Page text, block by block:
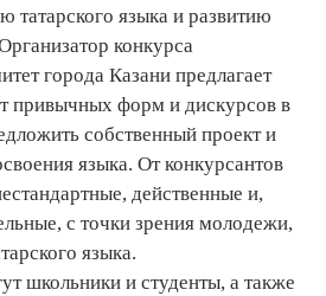
татарского языка и развитию
конкурса
города Казани предлагает
привычных форм и дискурсов в
собственный проект и
языка. От конкурсантов
действенные и,
с точки зрения молодежи,
языка.
школьники и студенты, а также